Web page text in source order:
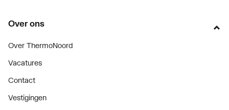
Over ons
Over ThermoNoord
Vacatures
Contact
Vestigingen